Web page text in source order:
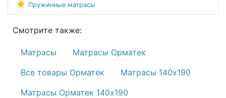
Пружинные матрасы
Смотрите также:
Матрасы
Матрасы Орматек
Все товары Орматек
Матрасы 140х190
Матрасы Орматек 140х190